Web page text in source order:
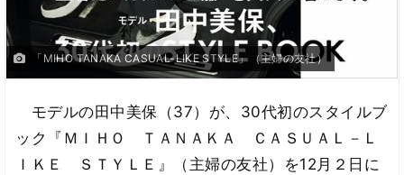
「MIHO TANAKA CASUAL-LIKE STYLE」（主婦の友社）
モデルの田中美保（37）が、30代初のスタイルブ
ック『ＭＩＨＯ ＴＡＮＡＫＡ ＣＡＳＵＡＬ－Ｌ
ＩＫＥ ＳＴＹＬＥ』（主婦の友社）を12月２日に